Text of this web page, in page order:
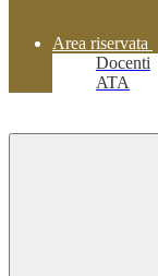
Area riservata
Docenti
ATA